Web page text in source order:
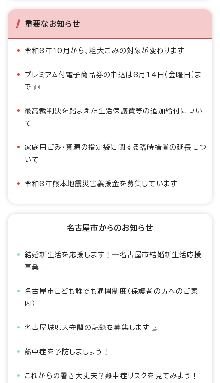
重要なお知らせ
令和8年10月から、粗大ごみの対象が変わります
プレミアム付電子商品券の申込は8月14日（金曜日）ま
で
最高裁判決を踏まえた生活保護費等の追加給付につい
て
家庭用ごみ・資源の指定袋に関する臨時措置の延長につ
いて
令和8年熊本地震災害義援金を募集しています
名古屋市からのお知らせ
結婚新生活を応援します！―名古屋市結婚新生活応援
事業―
名古屋市こども誰でも通園制度（保護者の方へのご案
内）
名古屋城現天守閣の記録を募集します
熱中症を予防しましょう！
これからの暑さ大丈夫？熱中症リスクを見てみよう！